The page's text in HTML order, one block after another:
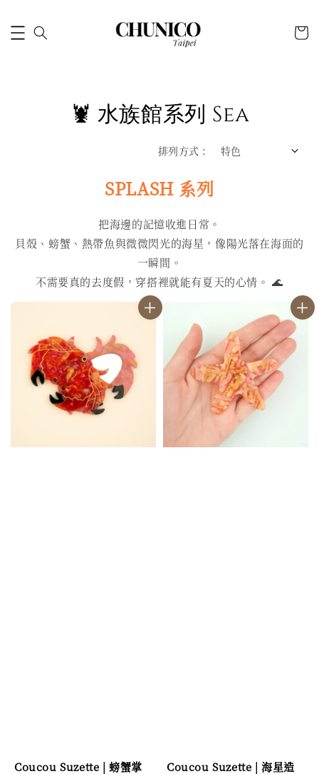
🦞 水族館系列 Sea
排列方式 :
SPLASH 系列
把海邊的記憶收進日常。
貝殼、螃蟹、熱帶魚與微微閃光的海星，像陽光落在海面的
一瞬間。
不需要真的去度假，穿搭裡就能有夏天的心情。 🌊
Coucou Suzette | 螃蟹掌
Coucou Suzette | 海星造